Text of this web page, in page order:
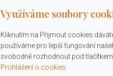
Využíváme soubory
Kliknutím na Přijmout cookies
používáme pro lepší fungování
svobodně rozhodnout pod
Prohlášení o cookies.